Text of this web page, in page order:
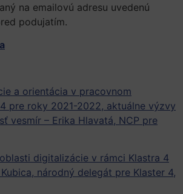
na emailovú adresu uvedenú
podujatím.
a orientácia v pracovnom
pre roky 2021-2022, aktuálne výzvy
vesmír – Erika Hlavatá, NCP pre
digitalizácie v rámci Klastra 4
národný delegát pre Klaster 4,